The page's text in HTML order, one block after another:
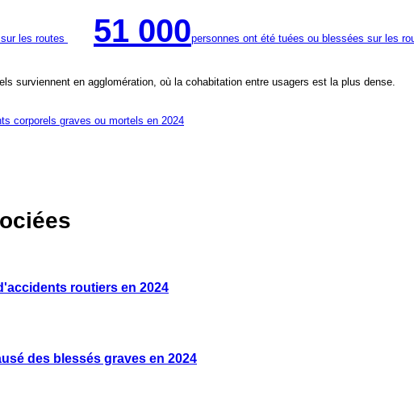
Budget mensuel moyen d'un
Mis à jour le : 10/10/2025
les routes 51 000personnes ont été tuées ou blessées sur les
surviennent en agglomération, où la cohabitation entre usagers est la plus dense.
corporels graves ou mortels en 2024
routiers en 2024
des blessés graves en 2024